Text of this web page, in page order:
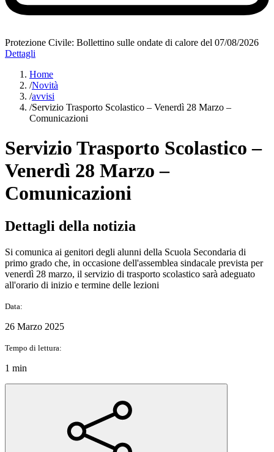
Protezione Civile: Bollettino sulle ondate di calore del 07/08/2026
Dettagli
Home
/Novità
/avvisi
/Servizio Trasporto Scolastico – Venerdì 28 Marzo –
Comunicazioni
Servizio Trasporto Scolastico –
Venerdì 28 Marzo –
Comunicazioni
Dettagli della notizia
Si comunica ai genitori degli alunni della Scuola Secondaria di
primo grado che, in occasione dell'assemblea sindacale prevista per
venerdì 28 marzo, il servizio di trasporto scolastico sarà adeguato
all'orario di inizio e termine delle lezioni
Data:
26 Marzo 2025
Tempo di lettura:
1 min